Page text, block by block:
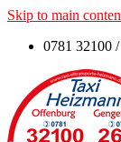
Skip to main
0781 32100